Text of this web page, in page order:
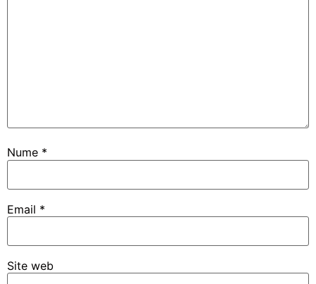
Nume *
Email *
Site web